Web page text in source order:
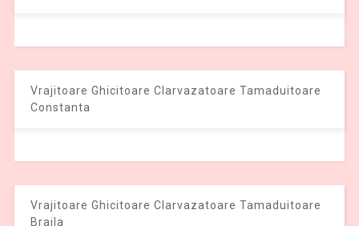
Vrajitoare Ghicitoare Clarvazatoare Tamaduitoare
Constanta
Vrajitoare Ghicitoare Clarvazatoare Tamaduitoare
Braila